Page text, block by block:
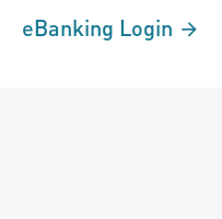
eBanking Login